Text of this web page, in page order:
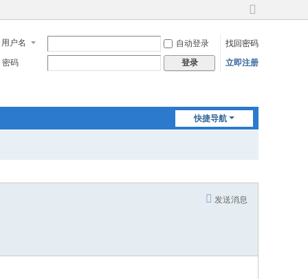
切
到
宽
用户名 自动登录
找回密码
密码
登录 立即注册
快捷导航
发送消息